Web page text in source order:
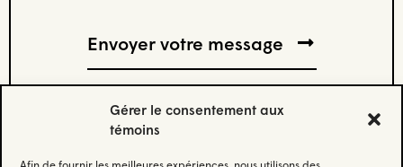
Gérer le consentement aux
témoins